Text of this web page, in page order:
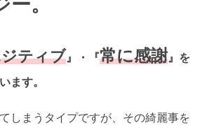
ティブ』・『常に感謝』を
ます。
しまうタイプですが、その綺麗事を